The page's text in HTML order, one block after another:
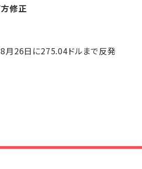
修正
月26日に275.04ドルまで反発